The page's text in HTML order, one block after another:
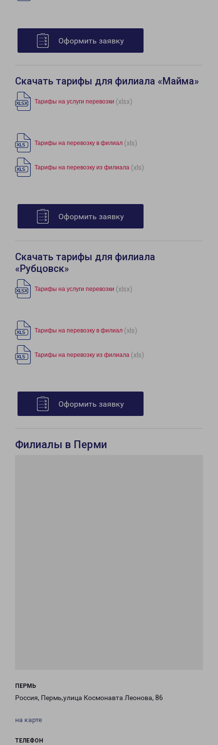
Оформить заявку
Скачать тарифы для филиала «Майма»
Тарифы на услуги перевозки (xlsx)
Тарифы на перевозку в филиал (xls)
Тарифы на перевозку из филиала (xls)
Оформить заявку
Скачать тарифы для филиала
«Рубцовск»
Тарифы на услуги перевозки (xlsx)
Тарифы на перевозку в филиал (xls)
Тарифы на перевозку из филиала (xls)
Оформить заявку
Филиалы в Перми
ПЕРМЬ
Россия, Пермь,улица Космонавта Леонова, 86
на карте
ТЕЛЕФОН